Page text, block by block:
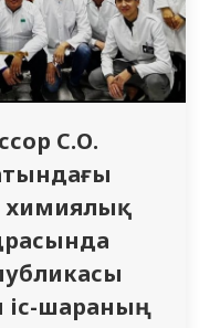
С.О.
химиялық
шараның